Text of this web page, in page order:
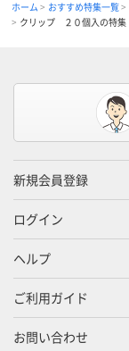
ホーム おすすめ特集一覧
クリップ ２０個入の特集
新規会員登録
ログイン
ヘルプ
ご利用ガイド
お問い合わせ